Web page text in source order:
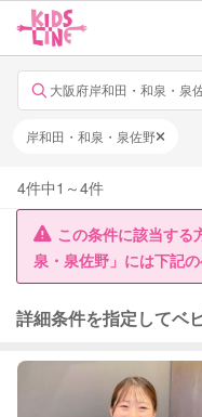
大阪府岸和田・和泉・泉
岸和田・和泉・泉佐野
4件中1 ～4件
この条件に該当する
泉・泉佐野」には下記
詳細条件を指定してベ